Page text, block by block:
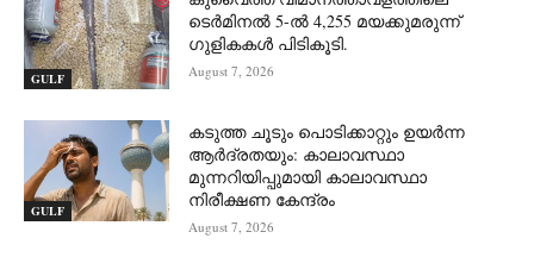
GULF
ടെർമിനൽ 5-ൽ 4,255 മയക്കുമരുന്ന്
ഗുളികകൾ പിടികൂടി.
August 7, 2026
GULF
കടുത്ത ചൂടും പൊടിക്കാറ്റും ഉയർന്ന
ആർദ്രതയും: കാലാവസ്ഥാ
മുന്നറിയിപ്പുമായി കാലാവസ്ഥാ
നിരീക്ഷണ കേന്ദ്രം
August 7, 2026